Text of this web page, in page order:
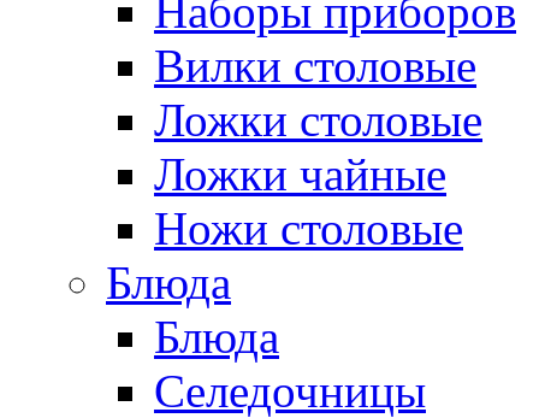
Наборы приборов
Вилки столовые
Ложки столовые
Ложки чайные
Ножи столовые
Блюда
Блюда
Селедочницы